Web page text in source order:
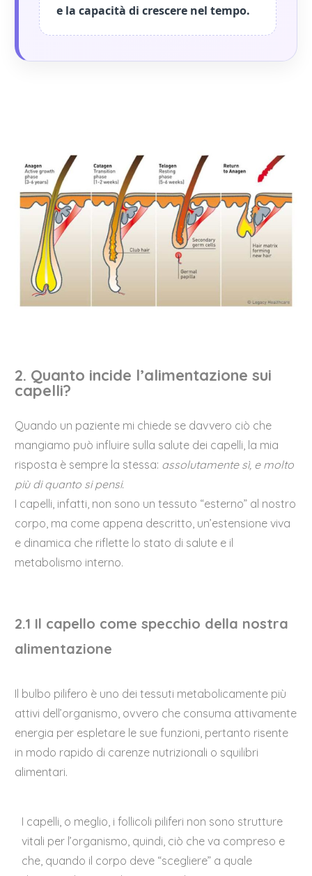
e la capacità di crescere nel tempo.
2. Quanto incide l’alimentazione sui
capelli?
Quando un paziente mi chiede se davvero ciò che
mangiamo può influire sulla salute dei capelli, la mia
risposta è sempre la stessa: assolutamente sì, e molto
più di quanto si pensi.
I capelli, infatti, non sono un tessuto “esterno” al nostro
corpo, ma come appena descritto, un’estensione viva
e dinamica che riflette lo stato di salute e il
metabolismo interno.
2.1 Il capello come specchio della nostra
alimentazione
Il bulbo pilifero è uno dei tessuti metabolicamente più
attivi dell’organismo, ovvero che consuma attivamente
energia per espletare le sue funzioni, pertanto risente
in modo rapido di carenze nutrizionali o squilibri
alimentari.
I capelli, o meglio, i follicoli piliferi non sono strutture
vitali per l’organismo, quindi, ciò che va compreso e
che, quando il corpo deve “scegliere” a quale